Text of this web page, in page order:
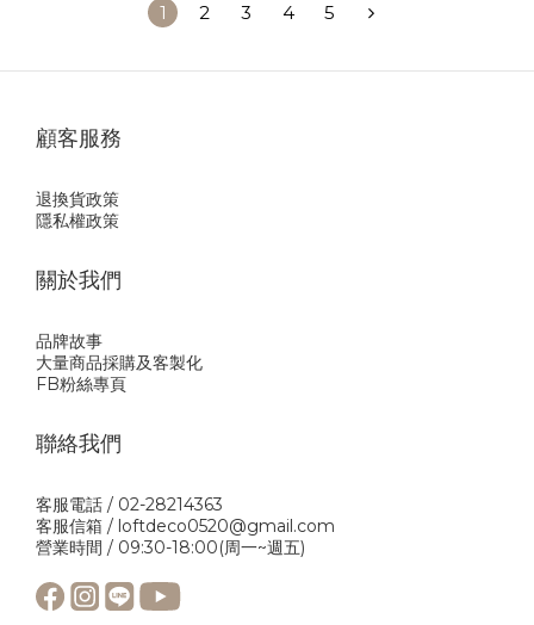
1 2 3 4 5
顧客服務
退換貨政策
隱私權政策
關於我們
品牌故事
大量商品採購及客製化
FB粉絲專頁
聯絡我們
客服電話 / 02-28214363
客服信箱 / loftdeco0520@gmail.com
營業時間 / 09:30-18:00(周一~週五)